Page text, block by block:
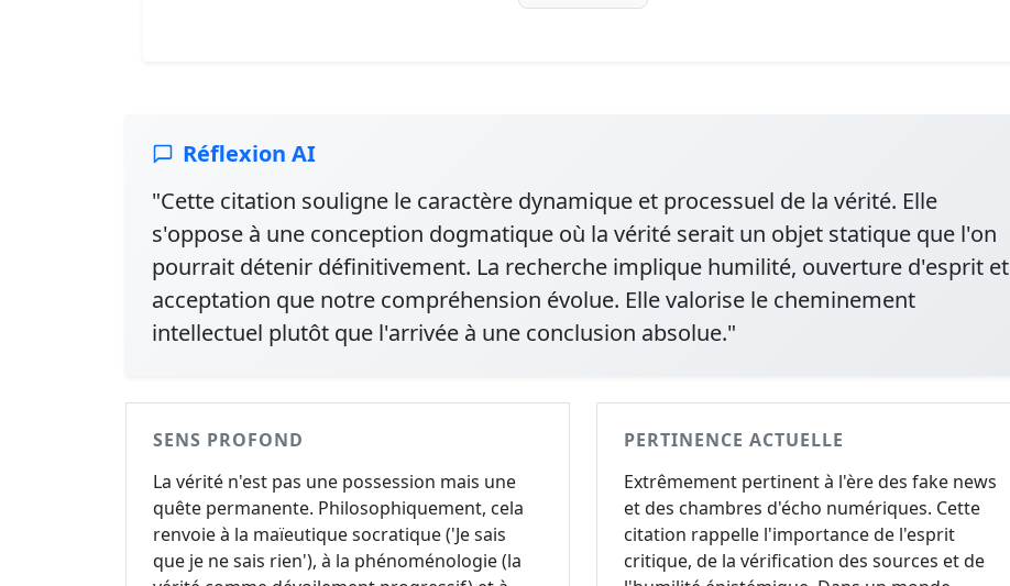
Réflexion AI
"Cette citation souligne le caractère dynamique et processuel de la vérité. Elle
s'oppose à une conception dogmatique où la vérité serait un objet statique que l'on
pourrait détenir définitivement. La recherche implique humilité, ouverture d'esprit et
acceptation que notre compréhension évolue. Elle valorise le cheminement
intellectuel plutôt que l'arrivée à une conclusion absolue."
SENS PROFOND
La vérité n'est pas une possession mais une
quête permanente. Philosophiquement, cela
renvoie à la maïeutique socratique ('Je sais
que je ne sais rien'), à la phénoménologie (la
PERTINENCE ACTUELLE
Extrêmement pertinent à l'ère des fake news
et des chambres d'écho numériques. Cette
citation rappelle l'importance de l'esprit
critique, de la vérification des sources et de